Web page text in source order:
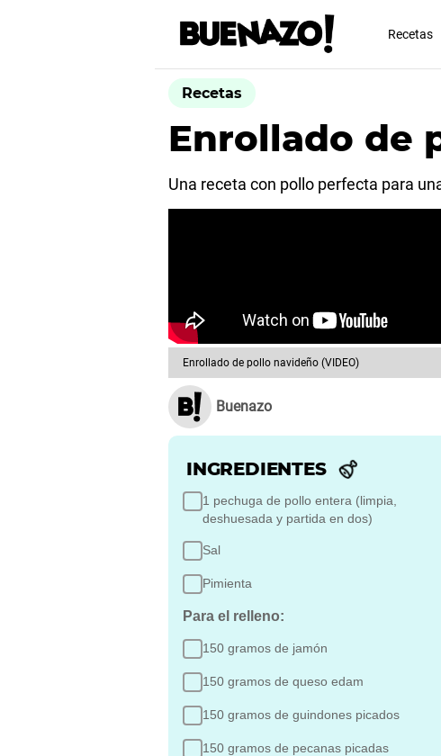
Recetas
Recetas
Enrollado de
Una receta con pollo perfecta para
Enrollado de pollo navideño (VIDEO)
Buenazo
INGREDIENTES
1 pechuga de pollo entera (limpia,
deshuesada y partida en dos)
Sal
Pimienta
Para el relleno:
150 gramos de jamón
150 gramos de queso edam
150 gramos de guindones picados
150 gramos de pecanas picadas